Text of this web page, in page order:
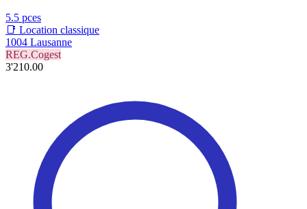
5.5 pces
📑 Location classique
1004 Lausanne
REG.Cogest
3'210.00